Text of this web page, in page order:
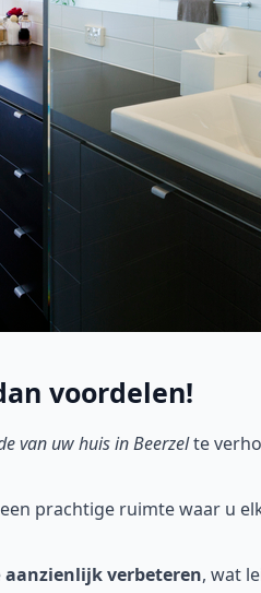
voordelen!
van uw huis in Beerzelte
prachtige ruimte waar u
aanzienlijk verbeteren, wat